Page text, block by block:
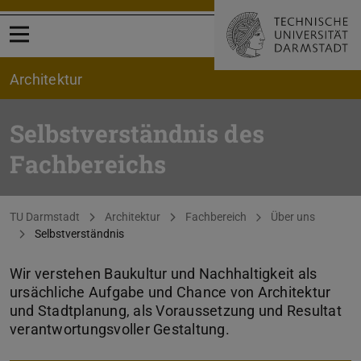
Menü öffnen
Architektur
Selbstverständnis des
Fachbereichs
Sie befinden sich hier:
TU Darmstadt Architektur Fachbereich
Über uns
Selbstverständnis
Wir verstehen Baukultur und Nachhaltigkeit als
ursächliche Aufgabe und Chance von Architektur
und Stadtplanung, als Voraussetzung und Resultat
verantwortungsvoller Gestaltung.